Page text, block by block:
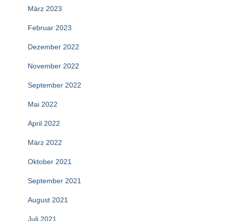
März 2023
Februar 2023
Dezember 2022
November 2022
September 2022
Mai 2022
April 2022
März 2022
Oktober 2021
September 2021
August 2021
Juli 2021